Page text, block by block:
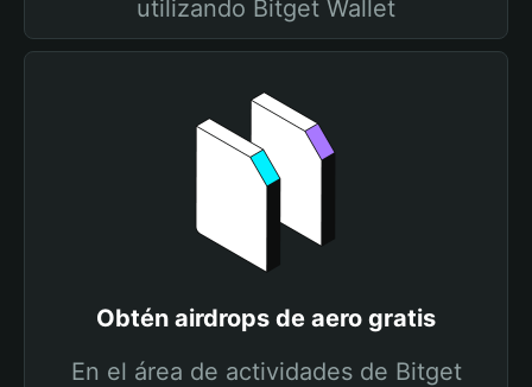
utilizando Bitget Wallet
Obtén airdrops de aero gratis
En el área de actividades de Bitget